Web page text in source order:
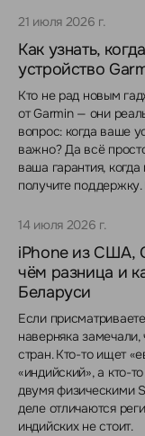
21 июля 2026 г.
Как узнать,
устройство
Кто не рад новым
от Garmin — они
вопрос: когда ваше
важно? Да всё
ваша гарантия,
получите поддержку.
14 июля 2026 г.
iPhone из США,
чём разница и
Беларуси
Если
наверняка
стран. Кто-то ищет
«индийский», а кто-
двумя физическими
деле отличаются
индийских не стоит.